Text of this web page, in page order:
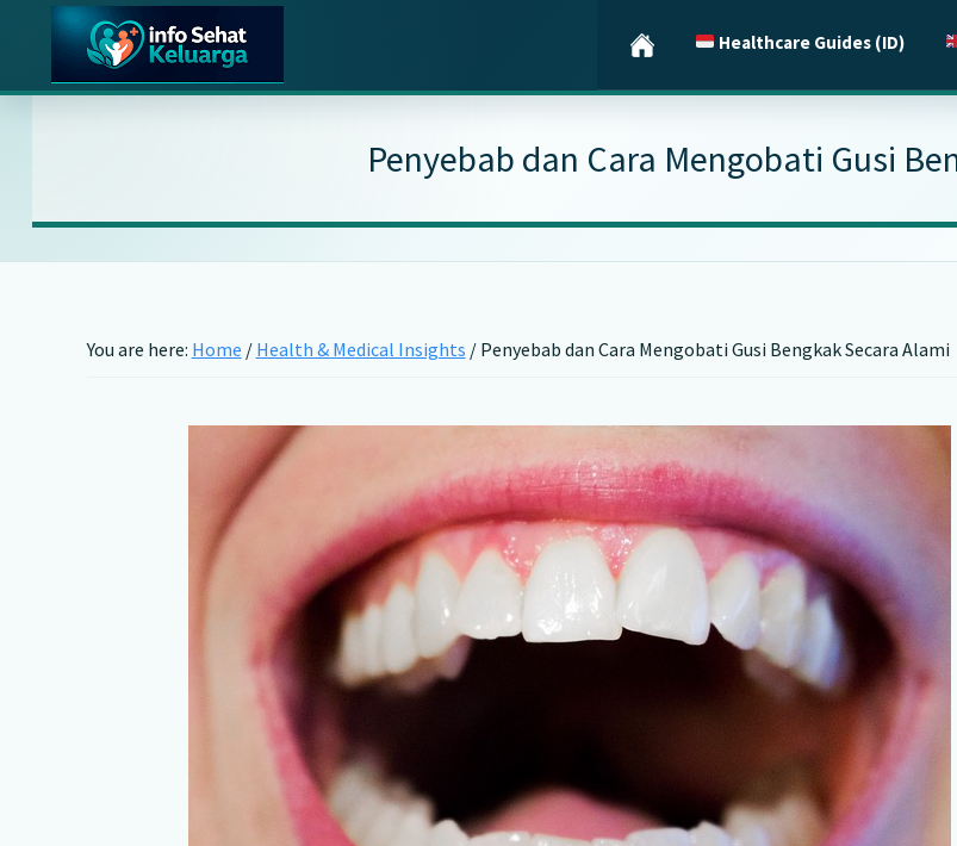
main
primary
footerInfo
Temukan
Keluarga
Terpercaya
Healthcare Guides (ID)
Penyebab dan Cara Mengobati Gusi
You are here: Home / Health & Medical Insights /Penyebab dan Cara Mengobati Gusi Bengkak Secara Alami